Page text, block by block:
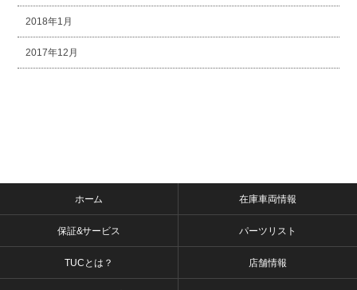
2018年1月
2017年12月
ホーム 在庫車両情報
保証&サービス パーツリスト
TUCとは？ 店舗情報